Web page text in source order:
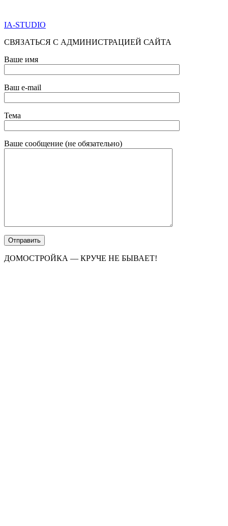
IA-STUDIO
СВЯЗАТЬСЯ С АДМИНИСТРАЦИЕЙ САЙТА
Ваше имя
Ваш e-mail
Тема
Ваше сообщение (не обязательно)
ДОМОСТРОЙКА — КРУЧЕ НЕ БЫВАЕТ!